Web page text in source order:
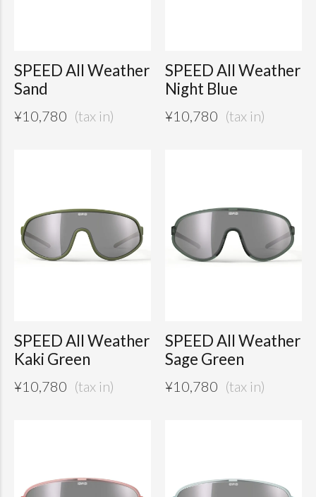
SPEED All Weather
Sand
¥10,780
SPEED All Weather
Night Blue
¥10,780
SPEED All Weather
Kaki Green
¥10,780
SPEED All Weather
Sage Green
¥10,780